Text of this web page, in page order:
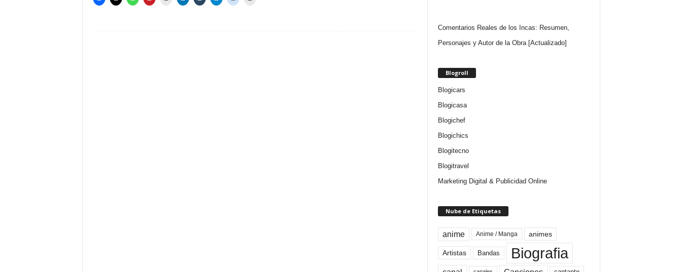
Comentarios Reales de los Incas: Resumen,
Personajes y Autor de la Obra [Actualizado]
Blogroll
Blogicars
Blogicasa
Blogichef
Blogichics
Blogitecno
Blogitravel
Marketing Digital & Publicidad Online
Nube de Etiquetas
anime Anime / Manga animes
Artistas Bandas Biografia